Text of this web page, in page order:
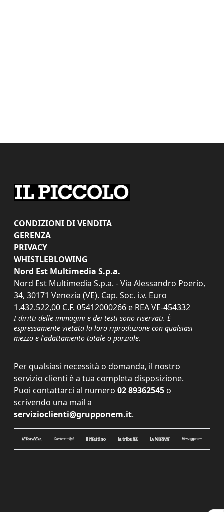
CONDIZIONI DI VENDITA
GERENZA
PRIVACY
WHISTLEBLOWING
Nord Est Multimedia S.p.a.
Nord Est Multimedia S.p.a. - Via Alessandro Poerio,
34, 30171 Venezia (VE). Cap. Soc. i.v. Euro
1.432.522,00 C.F. 05412000266 e REA VE-454332
I diritti delle immagini e dei testi sono riservati. È
espressamente vietata la loro riproduzione con qualsiasi
mezzo e l'adattamento totale o parziale.
Per qualsiasi necessità o domanda, il nostro
servizio clienti è a tua completa disposizione.
Puoi contattarci al numero 02 89362545 o
scrivendo una mail a
servizioclienti@grupponem.it.